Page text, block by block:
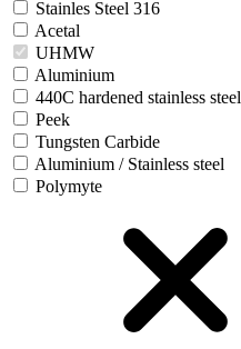
Stainles Steel 316
Acetal
UHMW
Aluminium
440C hardened stainless steel
Peek
Tungsten Carbide
Aluminium / Stainless steel
Polymyte